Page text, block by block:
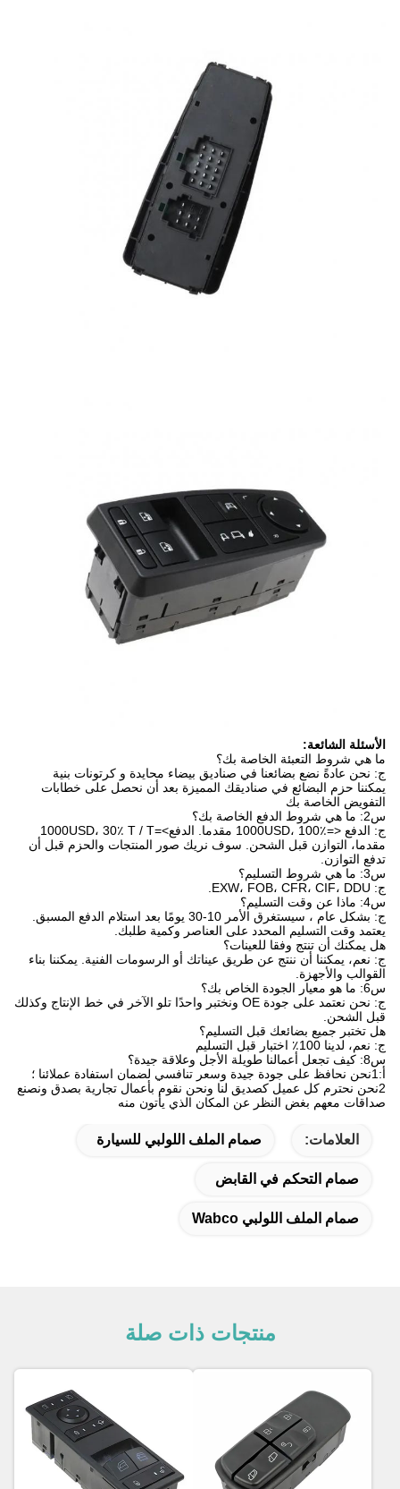
الشائعة:
هي شروط التعبئة الخاصة بك؟
نحن عادةً نضع بضائعنا في صناديق بيضاء محايدة و كرتونات بنية
حزم البضائع في صناديقك المميزة بعد أن نحصل على خطابات
الخاصة بك
ج: الدفع <=1000USD، 100٪ مقدما. الدفع>=1000USD، 30٪ T / T
التوازن قبل الشحن. سوف نريك صور المنتجات والحزم قبل أن
التوازن.
ج: بشكل عام ، سيستغرق الأمر 10-30 يومًا بعد استلام الدفع المسبق.
وقت التسليم المحدد على العناصر وكمية طلبك.
يمكنك أن تنتج وفقا للعينات؟
نعم، يمكننا أن ننتج عن طريق عيناتك أو الرسومات الفنية. يمكننا بناء
والأجهزة.
ج: نحن نعتمد على جودة OE ونختبر واحدًا تلو الآخر في خط الإنتاج وكذلك
الشحن.
تختبر جميع بضائعك قبل التسليم؟
لدينا 100٪ اختبار قبل التسليم
2نحن نحترم كل عميل كصديق لنا ونحن نقوم بأعمال تجارية بصدق ونصنع
معهم بغض النظر عن المكان الذي يأتون منه
العلامات: صمام الملف اللولبي للسيارة
صمام التحكم في القابض
صمام الملف اللولبي Wabco
منتجات ذات صلة